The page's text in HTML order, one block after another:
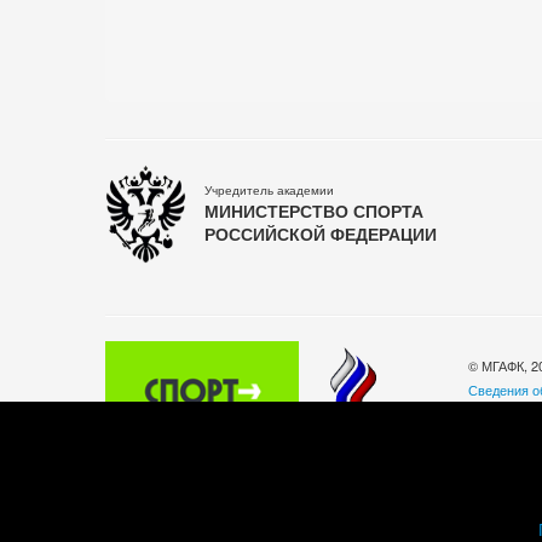
Учредитель академии
МИНИСТЕРСТВО СПОРТА
РОССИЙСКОЙ ФЕДЕРАЦИИ
© МГАФК,
Сведения
140032,
Часы